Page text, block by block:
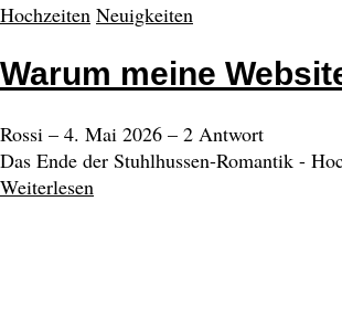
Hochzeiten Neuigkeiten
Warum meine
Rossi – 4. Mai 2026 – 2 Antwort
Das Ende der Stuhlhussen-Romantik -
Weiterlesen